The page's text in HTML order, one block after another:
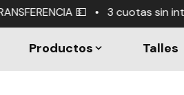
cuotas sin interés 🧸 💳 10%
Productos Talles